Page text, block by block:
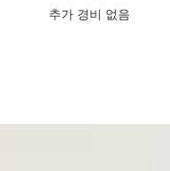
추가 경비 없음